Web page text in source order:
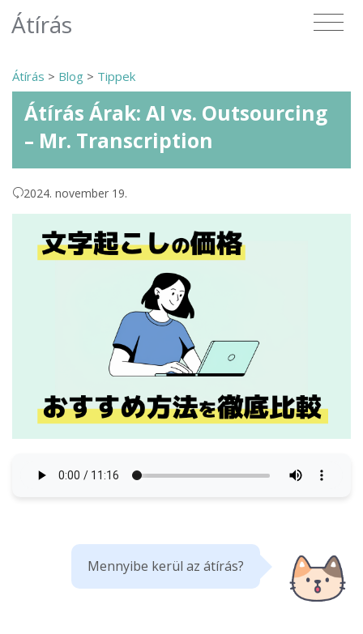
Átírás
Átírás > Blog > Tippek
Átírás Árak: AI vs. Outsourcing
– Mr. Transcription
2024. november 19.
Mennyibe kerül az átírás?